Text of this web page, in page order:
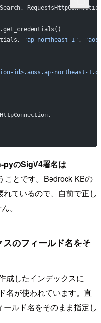
"ap-northeast-1" ,
id>.aoss.ap-northeast-
のSigV4署名は
ことです。Bedrock KBの
ているので、自前で正し
。
のフィールド名をそ
成したインデックスに
名が使われています。直
ルド名をそのまま指定し